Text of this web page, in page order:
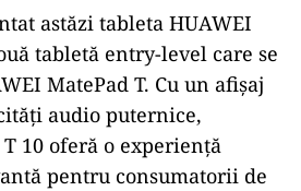
astăzi tableta HUAWEI
tabletă entry-level care se
MatePad T. Cu un afișaj
audio puternice,
10 oferă o experiență
pentru consumatorii de